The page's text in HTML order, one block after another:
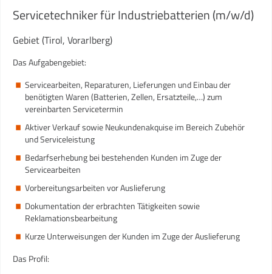
Servicetechniker für Industriebatterien (m/w/d)
Gebiet (Tirol, Vorarlberg)
Das Aufgabengebiet:
Servicearbeiten, Reparaturen, Lieferungen und Einbau der
benötigten Waren (Batterien, Zellen, Ersatzteile,…) zum
vereinbarten Servicetermin
Aktiver Verkauf sowie Neukundenakquise im Bereich Zubehör
und Serviceleistung
Bedarfserhebung bei bestehenden Kunden im Zuge der
Servicearbeiten
Vorbereitungsarbeiten vor Auslieferung
Dokumentation der erbrachten Tätigkeiten sowie
Reklamationsbearbeitung
Kurze Unterweisungen der Kunden im Zuge der Auslieferung
Das Profil: